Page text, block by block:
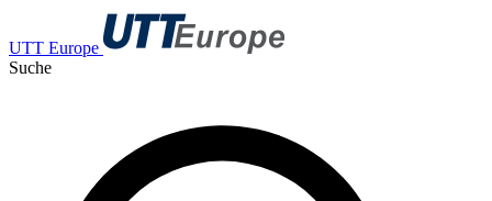
UTT Europe
Suche